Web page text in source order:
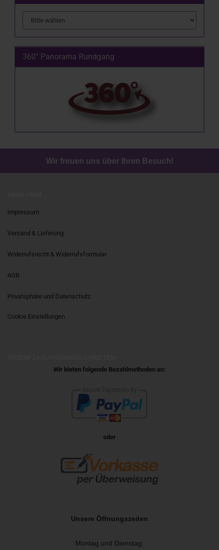
360° Panorama Rundgang
Wir freuen uns über Ihren Besuch!
Impressum
Versand & Lieferung
Widerrufsrecht & Widerrufsformular
AGB
Privatsphäre und Datenschutz
Cookie Einstellungen
Wir bieten folgende Bezahlmethoden an:
oder
Unsere Öffnungszeiten
Montag und Dienstag: